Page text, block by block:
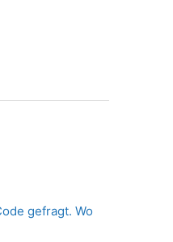
gefragt. Wo